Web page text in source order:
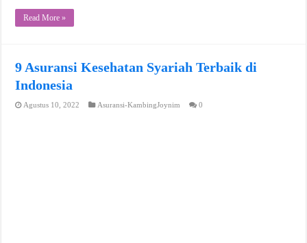
Read More »
9 Asuransi Kesehatan Syariah Terbaik di
Indonesia
Agustus 10, 2022 Asuransi-KambingJoynim 0